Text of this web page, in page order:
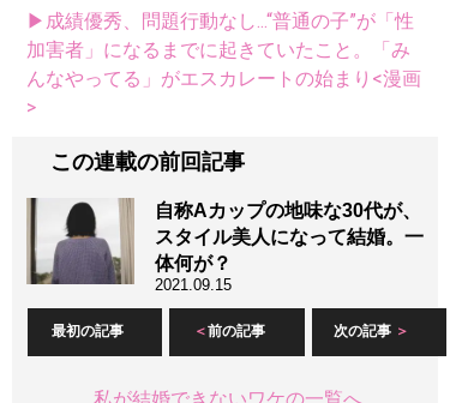
▶成績優秀、問題行動なし...“普通の子”が「性
加害者」になるまでに起きていたこと。「み
んなやってる」がエスカレートの始まり<漫画
>
この連載の前回記事
自称Aカップの地味な30代が、
スタイル美人になって結婚。一
体何が？
2021.09.15
最初の記事 前の記事 次の記事
私が結婚できないワケの一覧へ